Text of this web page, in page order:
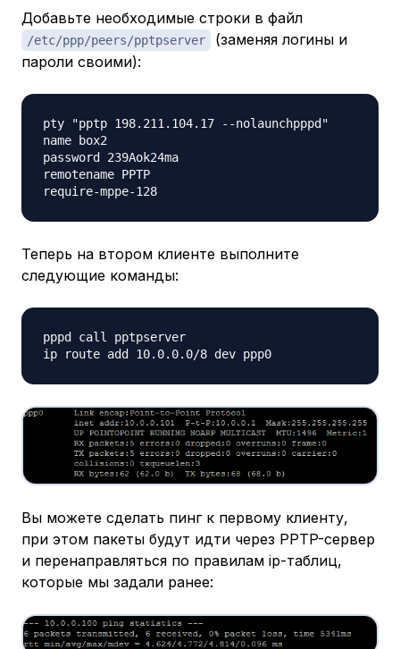
Добавьте необходимые строки в файл
/etc/ppp/peers/pptpserver
(заменяя логины и
пароли своими):
pty "pptp 198.211.104.17 --nolaunchpppd"
name box2
password 239Aok24ma
remotename PPTP
Теперь на втором клиенте выполните
следующие команды:
pppd call pptpserver
Вы можете сделать пинг к первому клиенту,
при этом пакеты будут идти через PPTP-сервер
и перенаправляться по правилам ip-таблиц,
которые мы задали ранее: